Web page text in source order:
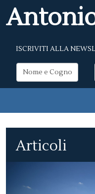
ISCRIVITI ALLA
Articoli